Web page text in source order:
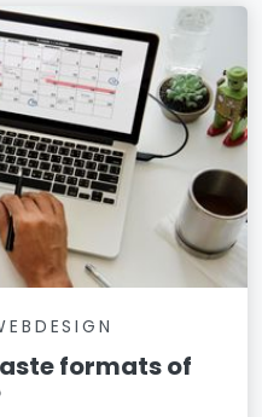
formats of